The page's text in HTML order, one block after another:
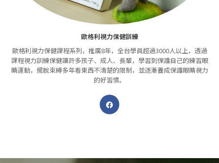
歐格利視力保健訓練
歐格利視力保健課程系列，推廣8年，全台學員超過3000人以上，透過
課程視力訓練保健讓許多孩子、成人、長輩，學習到保護自己的練習眼
睛運動，擺脫束縛多年看東西不清楚的限制，並逐漸養成保護眼睛視力
的好習慣。